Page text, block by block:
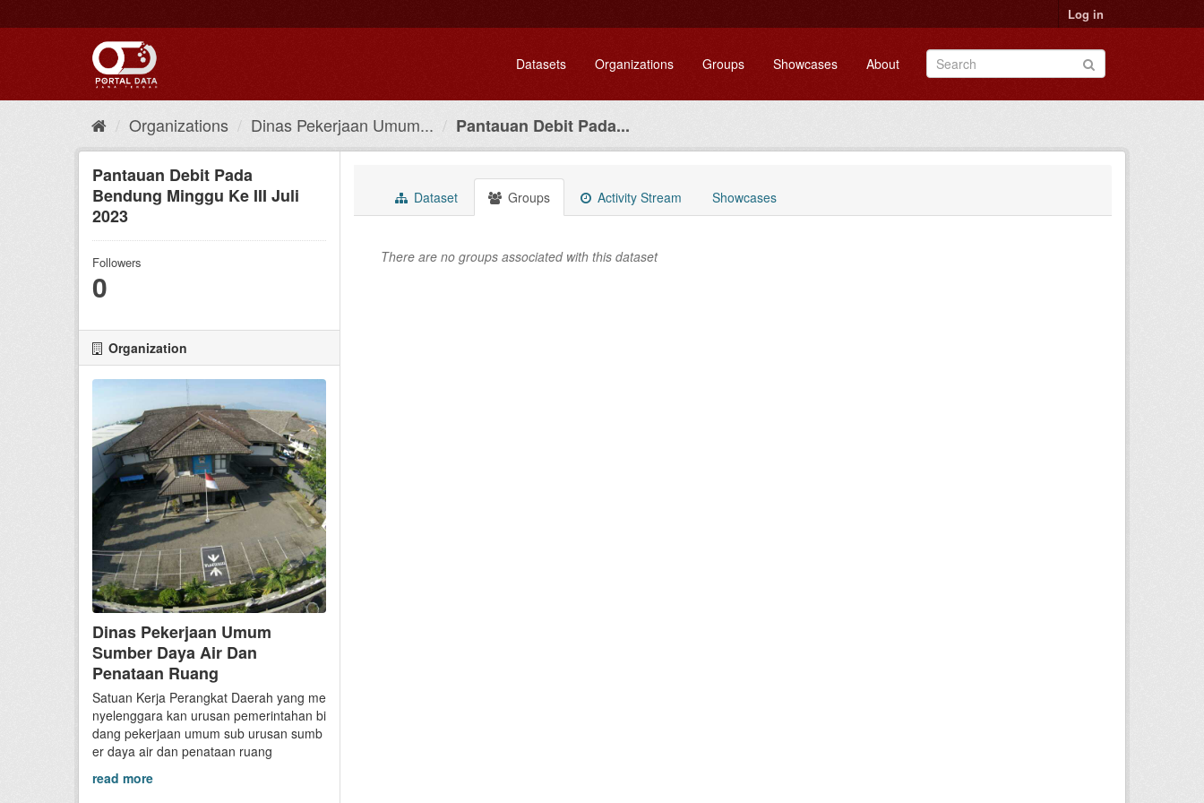
to
Log in
Datasets Organizations Groups Showcases About
Organizations Dinas Pekerjaan Umum... Pantauan Debit Pada...
Pantauan Debit Pada
Bendung Minggu Ke III Juli
2023
Followers
0
Organization
Dinas Pekerjaan Umum
Sumber Daya Air Dan
Penataan Ruang
Satuan Kerja Perangkat Daerah yang me
nyelenggara kan urusan pemerintahan bi
dang pekerjaan umum sub urusan sumb
er daya air dan penataan ruang
read more
Dataset Groups Activity Stream Showcases
There are no groups associated with this dataset